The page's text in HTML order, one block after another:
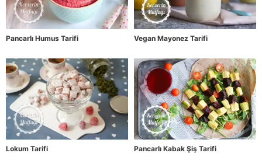
Pancarlı Humus Tarifi Vegan Mayonez Tarifi
Lokum Tarifi Pancarlı Kabak Şiş Tarifi